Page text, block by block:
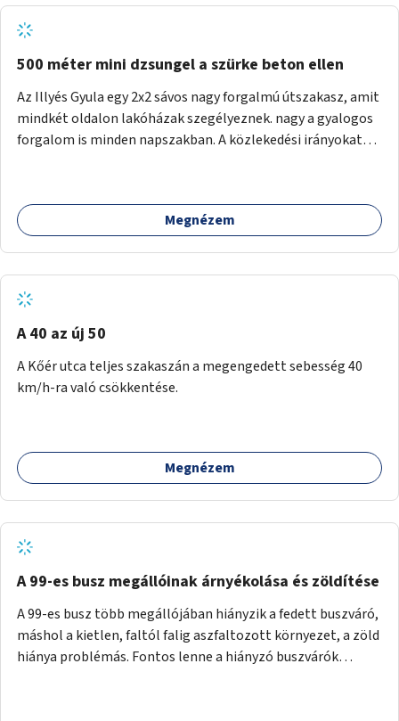
500 méter mini dzsungel a szürke beton ellen
Az Illyés Gyula egy 2x2 sávos nagy forgalmú útszakasz, amit
mindkét oldalon lakóházak szegélyeznek. nagy a gyalogos
forgalom is minden napszakban. A közlekedési irányokat
szintű növényzettel, öntözőrendszerrel, esetleg
valamilyen vizes attrakcióval ami végfut mind az 500m-en.
Megnézem
A 40 az új 50
A Kőér utca teljes szakaszán a megengedett sebesség 40
km/h-ra való csökkentése.
Megnézem
A 99-es busz megállóinak árnyékolása és zöldítése
A 99-es busz több megállójában hiányzik a fedett buszváró,
máshol a kietlen, faltól falig aszfaltozott környezet, a zöld
hiánya problémás. Fontos lenne a hiányzó buszvárók